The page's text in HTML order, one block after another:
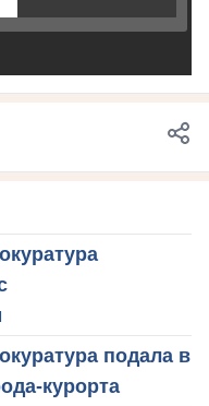
подала в
курорта